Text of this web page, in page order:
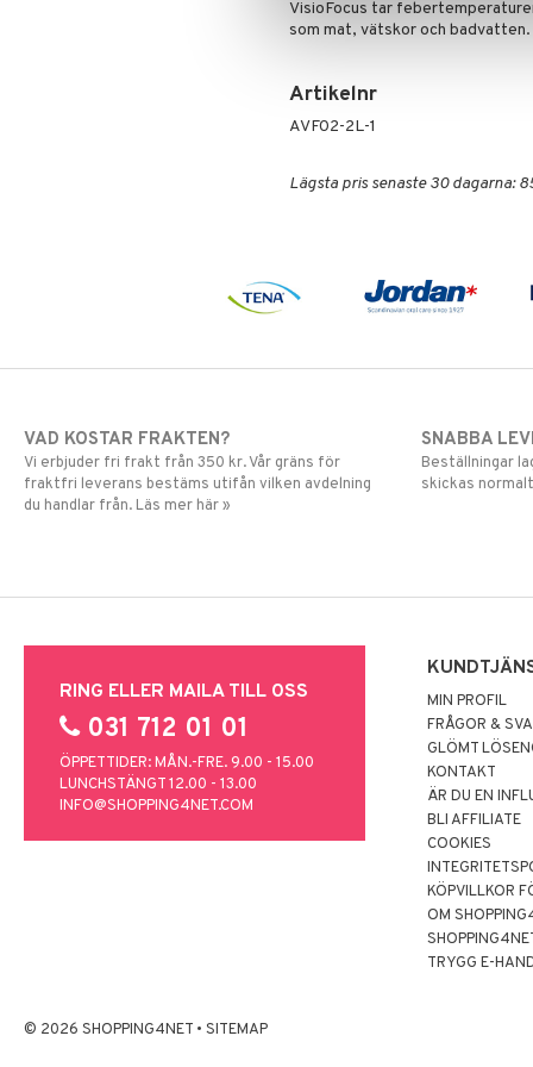
VisioFocus tar
som mat, vätskor och badvatten.
Artikelnr
AVF02-2L-1
Lägsta pris senaste 30 dagarna:
VAD KOSTAR FRAKTEN?
Vi erbjuder fri frakt från 350 kr. Vår gräns för
fraktfri leverans bestäms utifån vilken avdelning
du handlar från. Läs mer här »
SNABBA
Beställningar
skickas
RING ELLER MAILA TILL OSS
031 712 01 01
ÖPPETTIDER: MÅN.-FRE. 9.00 - 15.00
LUNCHSTÄNGT 12.00 - 13.00
INFO@SHOPPING4NET.COM
MIN PROFIL
FRÅGOR &
GLÖMT
KONTAKT
ÄR DU EN
BLI AFFILIATE
COOKIES
KÖPVILLKOR
OM
TRYGG E-
© 2026 SHOPPING4NET • SITEMAP